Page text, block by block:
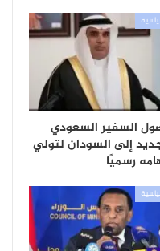
السفير السعودي
إلى السودان لتولي
رسميًا